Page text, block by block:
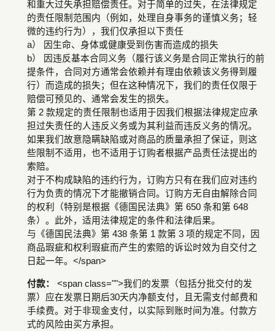
和重大过失承担赔偿责任。对于简单的过失，在法律规定
的责任限制范围内（例如，处理自身事务的谨慎义务；轻
微的违约行为），我们仅承担以下责任
a） 因生命、身体或健康受到伤害而造成的损失
b） 因违反基本合同义务（履行该义务是合同正常执行的前
提条件，合同对方通常会依赖并有理由依赖该义务得到履
行）而造成的损失；但在这种情况下，我们的责任仅限于
赔偿可预见的、通常会发生的损失。
第 2 款规定的责任限制也适用于因我们根据法律规定应承
担过失责任的人违反义务或为其利益而违反义务的情况。
如果我们故意隐瞒缺陷或对商品的质量承担了保证，则这
些限制不适用，也不适用于订购者根据产品责任法提出的
索赔。
对于不构成缺陷的违约行为，订购方只有在我们应对违约
行为负责的情况下才能撤销合同。订购方无自由解除合同
的权利（特别是根据《德国民法典》第 650 条和第 648
条）。此外，适用法律规定的条件和法律后果。
与《德国民法典》第 438 条第 1 款第 3 项的规定不同，因
商品瑕疵和权利瑕疵而产生的索赔的诉讼时效为自交付之
日起一年。</span>
付款：<span class="">我们的发票（包括分批交付的发
票）应在发票日期后30天内净额支付，且无需支付邮费和
手续费。对于非现金支付，以实际到账时间为准。付款方
式的风险由买方承担。